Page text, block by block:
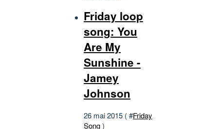
Friday loop
song: You
Are My
Sunshine -
Jamey
Johnson
26 mai 2015 ( #Friday
Song)